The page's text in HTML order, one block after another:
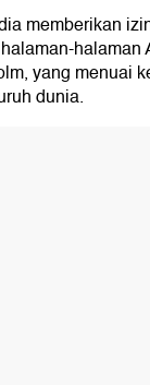
memberikan
halaman
yang menuai
dunia.